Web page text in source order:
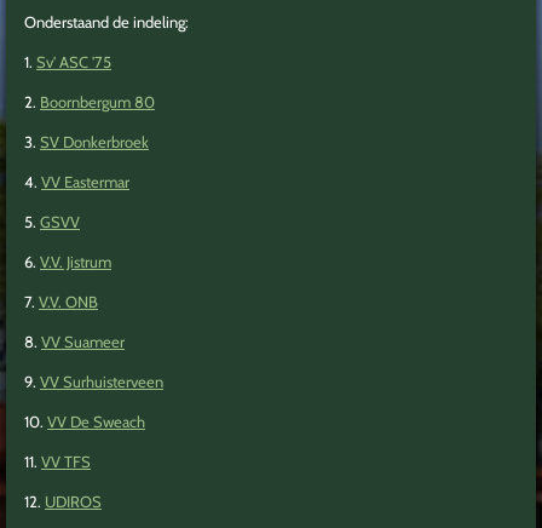
Onderstaand de indeling:
1. Sv' ASC '75
2. Boornbergum 80
3. SV Donkerbroek
4. VV Eastermar
5. GSVV
6. V.V. Jistrum
7. V.V. ONB
8. VV Suameer
9. VV Surhuisterveen
10. VV De Sweach
11. VV TFS
12. UDIROS